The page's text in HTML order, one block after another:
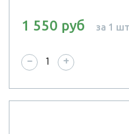
1 550 руб за 1
− +